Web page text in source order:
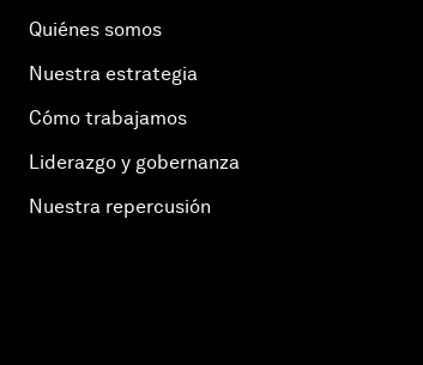
Quiénes somos
Nuestra estrategia
Cómo trabajamos
Liderazgo y gobernanza
Nuestra repercusión